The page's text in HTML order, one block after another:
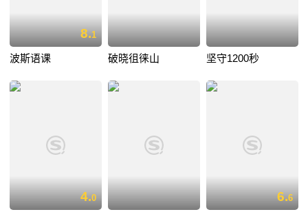
8.1
波斯语课 破晓徂徕山 坚守1200秒
4.0 6.6